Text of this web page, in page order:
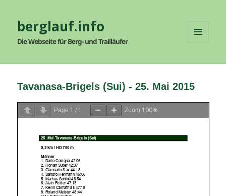
berglauf.info
Die Webseite für Berg- und Trailläufer
WIDGETS
Tavanasa-Brigels (Sui) - 25. Mai 2015
Page 1 / 1 Zoom 100%